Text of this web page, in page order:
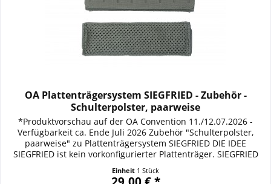
OA Plattenträgersystem SIEGFRIED - Zubehör -
Schulterpolster, paarweise
*Produktvorschau auf der OA Convention 11./12.07.2026 -
Verfügbarkeit ca. Ende Juli 2026 Zubehör "Schulterpolster,
paarweise" zu Plattenträgersystem SIEGFRIED DIE IDEE
SIEGFRIED ist kein vorkonfigurierter Plattenträger. SIEGFRIED
Anforderungen seines Trägers anpasst. Vom verdeckten bzw.
Einheit 1 Stück